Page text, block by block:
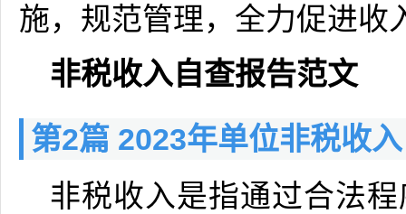
施，规范管理，全力促进收
非税收入自查报告范文
第2篇 2023年单位非税收
非税收入是指通过合法